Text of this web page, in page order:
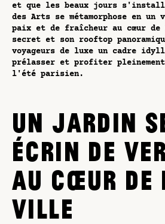
et que les beaux jours
des Arts se métamorphose en
paix et de fraîcheur au cœur
secret et son rooftop
voyageurs de luxe un cadre
prélasser et profiter pleinement
l'été parisien.
UN JARDIN
ÉCRIN DE
AU CŒUR DE
VILLE